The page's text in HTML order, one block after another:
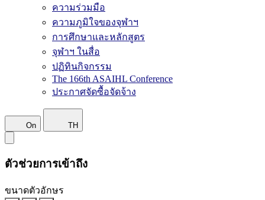
ความร่วมมือ
ความภูมิใจของจุฬาฯ
การศึกษาและหลักสูตร
จุฬาฯ ในสื่อ
ปฏิทินกิจกรรม
The 166th ASAIHL Conference
ประกาศจัดซื้อจัดจ้าง
On TH
ตัวช่วยการเข้าถึง
ขนาดตัวอักษร